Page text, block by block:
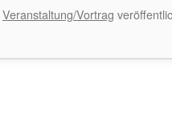
Veranstaltung/Vortrag